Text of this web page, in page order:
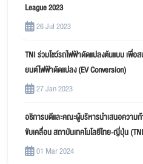
League 2023
26 Jul 2023
TNI ร่วมโชว์รถไฟฟ้าดัดแปลงต้นแบบ เพื่
ยนต์ไฟฟ้าดัดแปลง (EV Conversion)
27 Jan 2023
อธิการบดีและคณะผู้บริหารนำเสนอความ
ขับเคลื่อน สถาบันเทคโนโลยีไทย-ญี่ปุ่น
01 Mar 2024